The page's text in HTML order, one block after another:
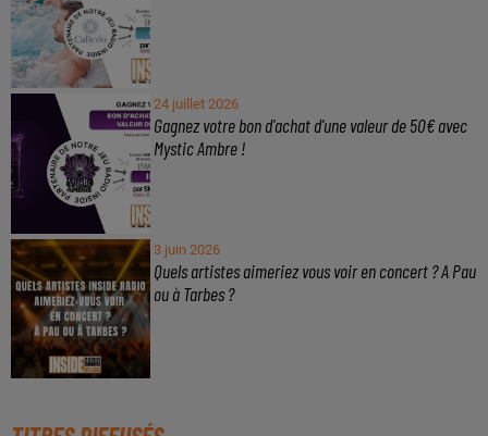
24 juillet 2026
Gagnez votre bon d'achat d'une valeur de 50€ avec
Mystic Ambre !
3 juin 2026
Quels artistes aimeriez vous voir en concert ? A Pau
ou à Tarbes ?